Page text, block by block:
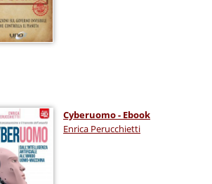
Cyberuomo - Ebook
Enrica Perucchietti